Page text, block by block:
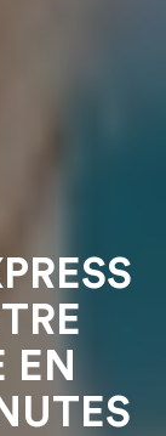
EN